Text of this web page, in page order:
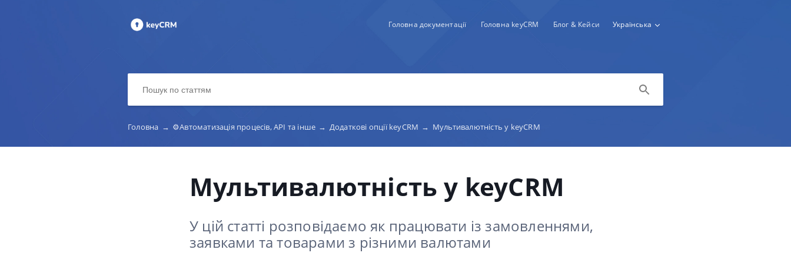
Головна документації Головна keyCRM Блог & Кейси Українська
Головна → ⚙️Автоматизація процесів, API та інше → Додаткові опції keyCRM → Мультивалютність у keyCRM
Мультивалютність у keyCRM
У цій статті розповідаємо як працювати із замовленнями,
заявками та товарами з різними валютами